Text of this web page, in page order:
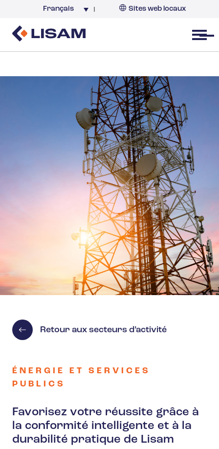
Français Sites web locaux
Open menu
Retour aux secteurs d’activité
ÉNERGIE ET SERVICES
PUBLICS
Favorisez votre réussite grâce à
la conformité intelligente et à la
durabilité pratique de Lisam